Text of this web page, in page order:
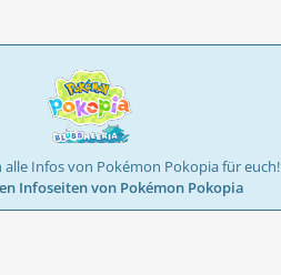
alle Infos von Pokémon Pokopia für euch!
Infoseiten von Pokémon Pokopia